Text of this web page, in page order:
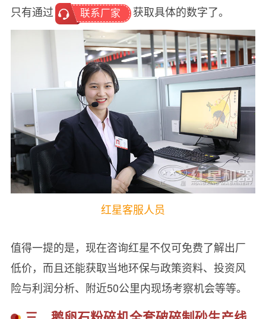
只有通过
联系厂家 获取具体的数字了。
红星客服人员
值得一提的是，现在咨询红星不仅可免费了解出厂
低价，而且还能获取当地环保与政策资料、投资风
险与利润分析、附近50公里内现场考察机会等等。